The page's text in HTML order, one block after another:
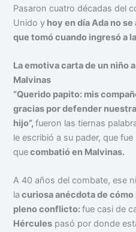
Pasaron cuatro décadas del
Unido y hoy en día Ada no
que tomó cuando ingresó a
La emotiva carta de un niño
Malvinas
“Querido papito: mis
gracias por defender
hijo”,fueron las tiernas
le escribió a su pader, que
quecombatió en Malvinas.
A 40 años del combate, ese
la curiosa anécdota de
pleno conflicto:fue casi de
Hércules pasó por donde